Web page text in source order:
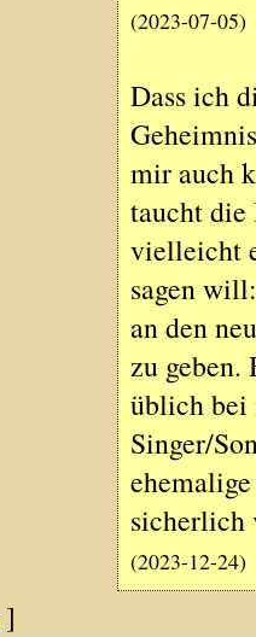
(2023-07-05)
Dass ich
mir auch
taucht die
vielleicht
sagen
an den
zu
üblich bei
Singer/
sicherlich
(2023-12-24)
]